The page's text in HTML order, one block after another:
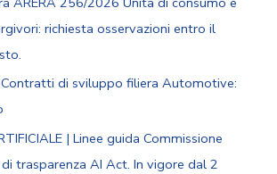
richiesta osservazioni entro il
Contratti di sviluppo filiera Automotive:
| Linee guida Commissione
trasparenza AI Act. In vigore dal 2